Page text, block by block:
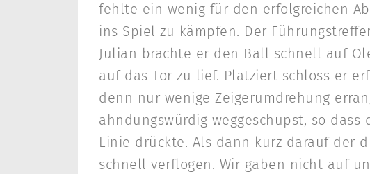
fehlte ein wenig für den erfolgreichen
ins Spiel zu kämpfen. Der
Julian brachte er den Ball schnell auf
auf das Tor zu lief. Platziert schloss er
denn nur wenige Zeigerumdrehung
ahndungswürdig weggeschupst, so
Linie drückte. Als dann kurz darauf der
schnell verflogen. Wir gaben nicht auf